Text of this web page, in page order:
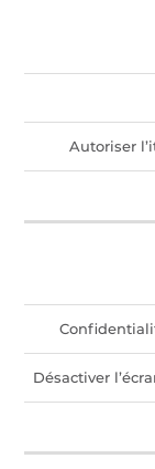
Autoriser
Désactiver